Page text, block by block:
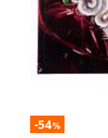
-54%